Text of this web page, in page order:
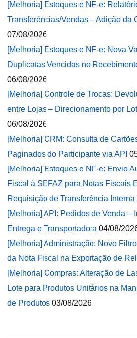
[Melhoria] Estoques e NF-e:
Transferências/Vendas – Adição da
07/08/2026
[Melhoria] Estoques e NF-e: Nova
Duplicatas Vencidas no
06/08/2026
[Melhoria] Controle de Trocas:
entre Lojas – Direcionamento por
06/08/2026
[Melhoria] CRM: Consulta de
Paginados do Participante via API
[Melhoria] Estoques e NF-e: Envio
Fiscal à SEFAZ para Notas Fiscais
Requisição de Transferência Interna
[Melhoria] API: Pedidos de Venda –
Entrega e Transportadora 04/08/
[Melhoria] Administração: Novo
da Nota Fiscal na Exportação de
[Melhoria] Compras: Alteração de
Lote para Produtos Unitários na
de Produtos 03/08/2026